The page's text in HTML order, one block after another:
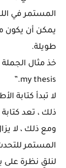
المستمر في
يمكن أن يكون
طويلة.
my thesis.”
لا تبدأ كتابة
ذلك ، تعد
ومع ذلك ، لا
المستمر
لنلقِ نظرة على